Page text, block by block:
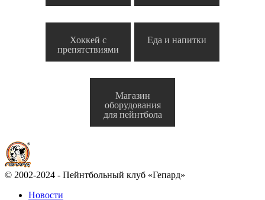
Хоккей с
препятствиями
Еда и напитки
Магазин
оборудования
для пейнтбола
© 2002-2024 - Пейнтбольный клуб «Гепард»
Новости